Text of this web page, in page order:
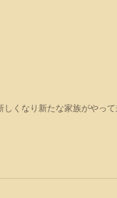
くなり新たな家族がやっ